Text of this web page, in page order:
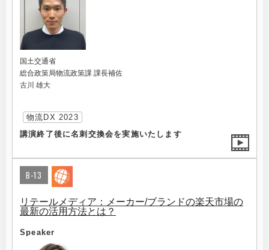
国土交通省
総合政策局物流政策課 課長補佐
古川 雄大
物流DX 2023
講演終了後に名刺交換会を実施いたします
B-13
リテールメディア：メーカー/ブランドの楽天市場の
最新の活用方法とは？
Speaker